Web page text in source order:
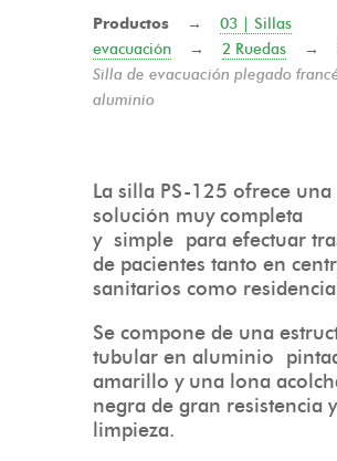
Productos → 03 | Sillas
evacuación → 2 Ruedas →
Silla de evacuación plegado
aluminio
La silla PS-125 ofrece una
solución muy completa
y simple para efectuar
de pacientes tanto en
sanitarios como
Se compone de una
tubular en aluminio
amarillo y una lona
negra de gran resistencia
limpieza.